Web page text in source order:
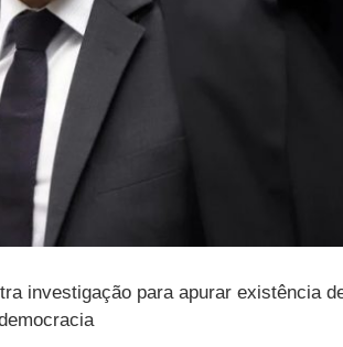
investigação para apurar existência